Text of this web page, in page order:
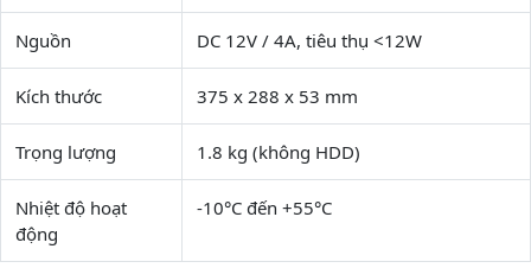
Nguồn DC 12V / 4A, tiêu thụ <12W
Kích thước 375 x 288 x 53 mm
Trọng lượng 1.8 kg (không HDD)
Nhiệt độ hoạt
động
-10°C đến +55°C